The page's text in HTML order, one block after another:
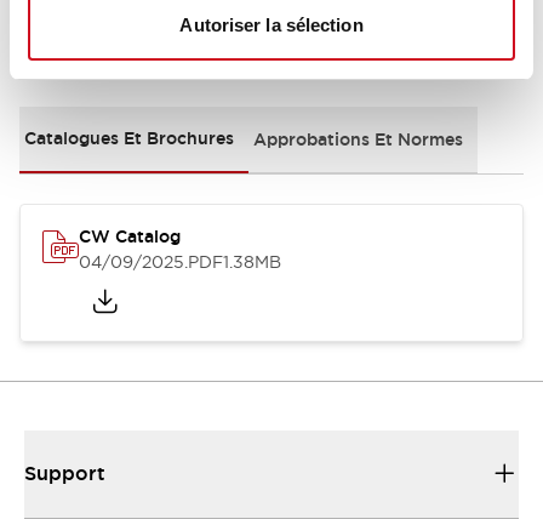
Autoriser la sélection
Documents et fichiers
Catalogues Et Brochures Approbations Et Normes
CW Catalog
04/09/2025.PDF1.38MB
Support